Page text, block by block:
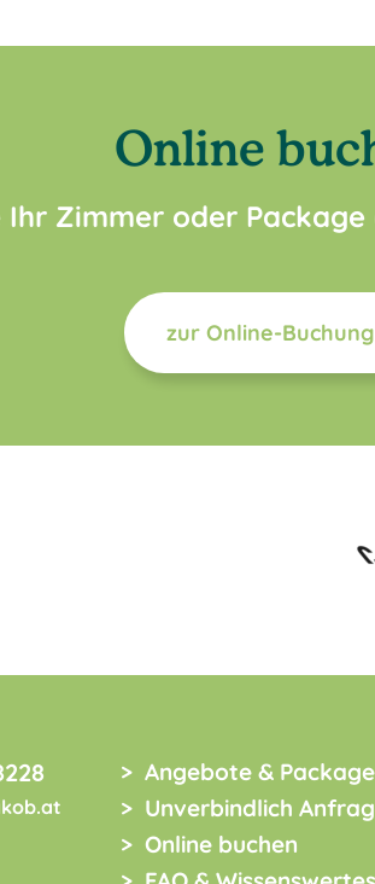
Online
Ihr Zimmer oder
zur Online-
Angebote &
Unverbindlich
Online buchen